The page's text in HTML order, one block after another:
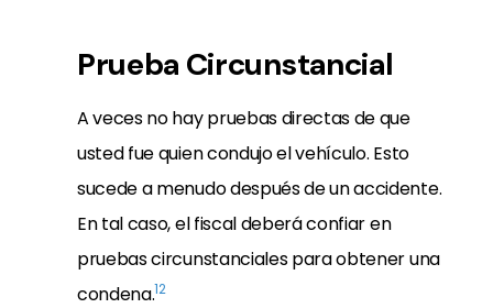
Prueba Circunstancial
A veces no hay pruebas directas de que
usted fue quien condujo el vehículo. Esto
sucede a menudo después de un accidente.
En tal caso, el fiscal deberá confiar en
pruebas circunstanciales para obtener una
condena.12